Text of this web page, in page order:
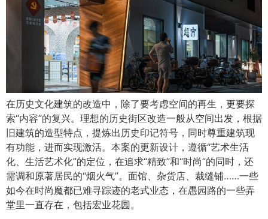
在历史文化建筑的改造中，除了要考虑空间的再生，更要探
索“内容”的复兴。理想的历史街区改造一般从空间出发，根据
旧建筑的造型特点，提炼出历史印记符号，同时尊重建筑现
有功能，进而实现激活。本案的更新设计，遵循“艺术生活
化、生活艺术化”的定位，在追求“精致”和“时尚”的同时，还
需调和原著居民的“烟火气”。面馆、杂货店、裁缝铺……一些
如今在时尚魔都已难寻踪迹的老式业态，在愚园路的一些弄
堂里一直存在，包括宏业花园。